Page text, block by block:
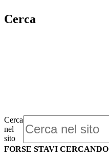
Cerca
Cerca
nel
sito
FORSE STAVI CERCANDO